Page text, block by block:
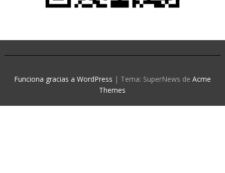
Funciona gracias a WordPress | Tema: SuperNews de Acme
Themes